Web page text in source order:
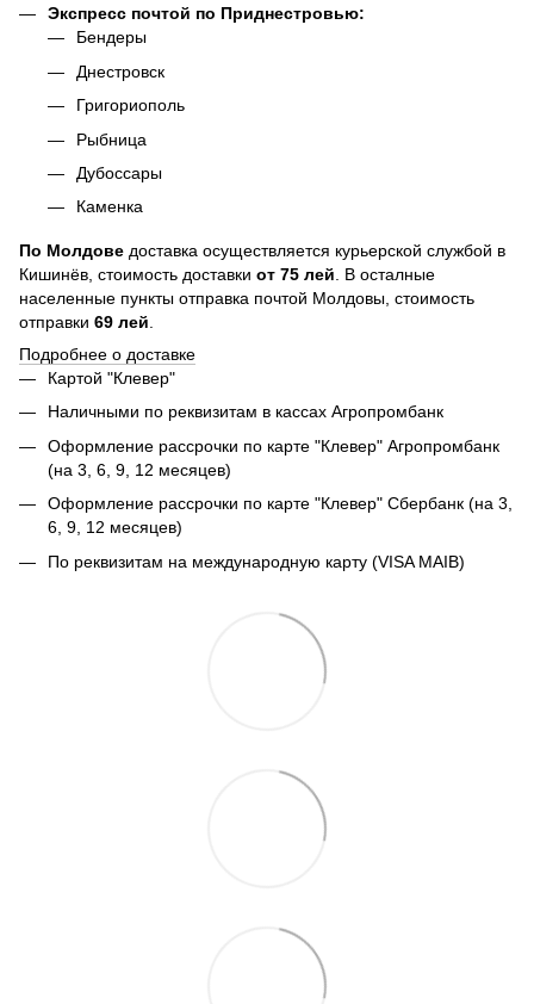
Экспресс почтой по Приднестровью:
Бендеры
Днестровск
Григориополь
Рыбница
Дубоссары
Каменка
По Молдове доставка осуществляется курьерской службой в
Кишинёв, стоимость доставки от 75 лей . В осталные
населенные пункты отправка почтой Молдовы, стоимость
отправки 69 лей
Подробнее о доставке
Картой "Клевер"
Наличными по реквизитам в кассах Агропромбанк
Оформление рассрочки по карте "Клевер" Агропромбанк
(на 3, 6, 9, 12 месяцев)
Оформление рассрочки по карте "Клевер" Сбербанк (на 3,
6, 9, 12 месяцев)
По реквизитам на международную карту (VISA MAIB)